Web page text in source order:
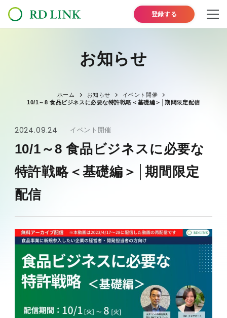
登録する
お知らせ
ホーム お知らせ
イベント開催
10/1～8 食品ビジネスに必要な特許戦略＜基礎編＞│期間限定配信
2024.09.24 イベント開催
10/1～8 食品ビジネスに必要な
特許戦略＜基礎編＞│期間限定
配信